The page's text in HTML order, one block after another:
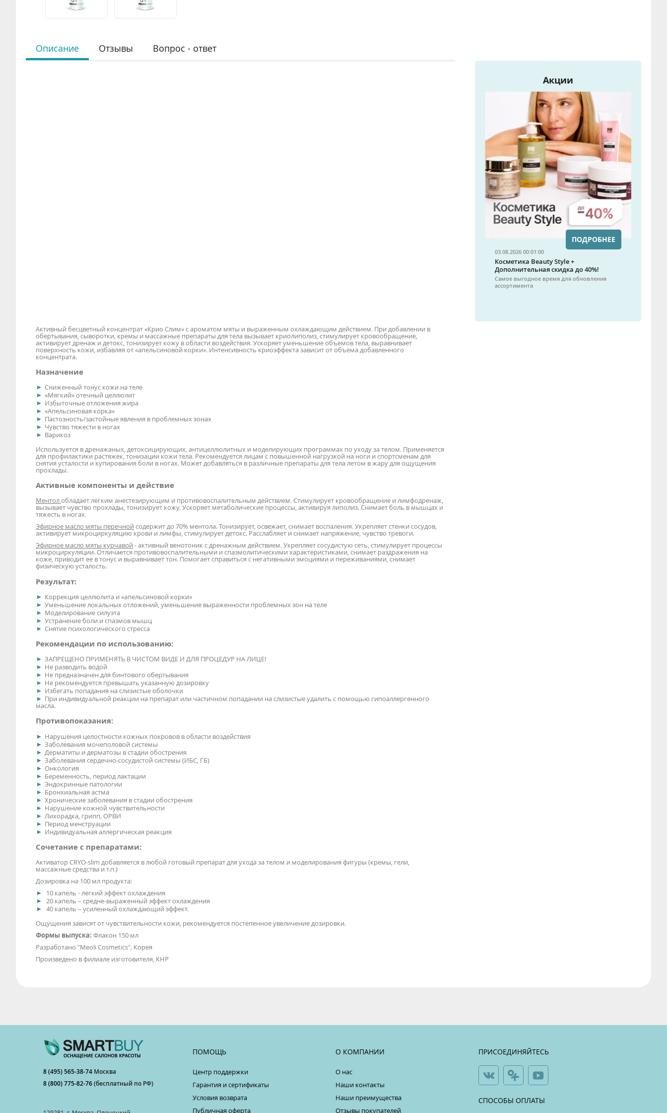
Описание
Активный бесцветный концентрат «Крио Слим» с ароматом мяты и выраженным охлаждающим действием. При добавлении в
обертывания, сыворотки, кремы и массажные препараты для тела вызывает криолиполиз, стимулирует кровообращение,
активирует дренаж и детокс, тонизирует кожу в области воздействия. Ускоряет уменьшение объемов тела, выравнивает
поверхность кожи, избавляя от «апельсиновой корки». Интенсивность криоэффекта зависит от объема добавленного
концентрата.
Назначение
Сниженный тонус кожи на теле
«Мягкий» отечный целлюлит
Избыточные отложения жира
«Апельсиновая корка»
Пастозность/застойные явления в проблемных зонах
Чувство тяжести в ногах
Варикоз
Используется в дренажаных, детоксицирующих, антицеллюлитных и моделирующих программах по уходу за телом. Применяется
для профилактики растяжек, тонизации кожи тела. Рекомендуется лицам с повышенной нагрузкой на ноги и спортсменам для
снятия усталости и купирования боли в ногах. Может добавляться в различные препараты для тела летом в жару для ощущения
прохлады.
Активные компоненты и действие
Ментолобладает легким анестезирующим и противовоспалительным действием. Стимулирует кровообращение и лимфодренаж,
вызывает чувство прохлады, тонизирует кожу. Ускоряет метаболические процессы, активируя липолиз. Снимает боль в мышцах и
тяжесть в ногах.
Эфирное масло мяты перечной содержит до 70% ментола. Тонизирует, освежает, снимает воспаления. Укрепляет стенки сосудов,
активирует микроциркуляцию крови и лимфы, стимулирует детокс. Расслабляет и снимает напряжение, чувство тревоги.
Эфирное масло мяты курчавой - активный венотоник с дренажным действием. Укрепляет сосудистую сеть, стимулирует процессы
микроциркуляции. Отличается противовоспалительными и спазмолитическими характеристиками, снимает раздражения на
коже, приводит ее в тонус и выравнивает тон. Помогает справиться с негативными эмоциями и переживаниями, снимает
физическую усталость.
Результат:
Коррекция целлюлита и «апельсиновой корки»
Уменьшение локальных отложений, уменьшение выраженности проблемных зон на теле
Моделирование силуэта
Устранение боли и спазмов мышц
Снятие психологического стресса
Рекомендации по использованию:
ЗАПРЕЩЕНО ПРИМЕНЯТЬ В ЧИСТОМ ВИДЕ И ДЛЯ ПРОЦЕДУР НА ЛИЦЕ!
Не разводить водой
Не предназначен для бинтового обертывания
Не рекомендуется превышать указанную дозировку
Избегать попадания на слизистые оболочки
При индивидуальной реакции на препарат или частичном попадании на слизистые удалить с помощью гипоаллергенного
масла.
Противопоказания:
Нарушения целостности кожных покровов в области воздействия
Заболевания мочеполовой системы
Дерматиты и дерматозы в стадии обострения
Заболевания сердечно-сосудистой системы (ИБС, ГБ)
Онкология
Беременность, период лактации
Эндокринные патологии
Бронхиальная астма
Хронические заболевания в стадии обострения
Нарушение кожной чувствительности
Лихорадка, грипп, ОРВИ
Период менструации
Индивидуальная аллергическая реакция
Сочетание с препаратами:
Активатор CRYO-slim добавляется в любой готовый препарат для ухода за телом и моделирования фигуры (кремы, гели,
массажные средства и т.п.)
Дозировка на 100 мл продукта:
10 капель - легкий эффект охлаждения
20 капель – средне-выраженный эффект охлаждения
40 капель – усиленный охлаждающий эффект.
Ощущения зависят от чувствительности кожи, рекомендуется постепенное увеличение дозировки.
Формы выпуска: Флакон 150 мл
Разработано "Meoli Cosmetics", Корея
Произведено в филиале изготовителя, КНР
Отзывы Вопрос - ответ
Акции
03.08.2026 00:01:00
Косметика Beauty Style +
Дополнительная скидка до 40%!
Самое выгодное время для обновления
ассортимента
ПОДРОБНЕЕ
8 (495) 565-38-74 Москва
8 (800) 775-82-76(бесплатный по РФ)
ПОМОЩЬ
Центр поддержки
Гарантия и сертификаты
Условия возврата
Публичная оферта
О КОМПАНИИ
О нас
Наши контакты
Наши преимущества
Отзывы покупателей
ПРИСОЕДИНЯЙТЕСЬ
СПОСОБЫ ОПЛАТЫ